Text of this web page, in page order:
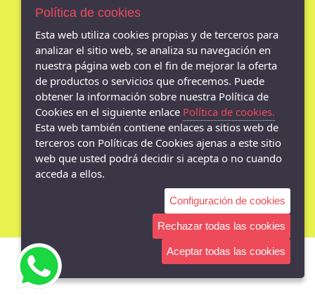
45
46
47
48
49
AZAREY
CHIKA10
TULIPANO
PASOS DE BAILE
J´HAYBER
BATILAS
VULCA-BICHA
GARZÓN
48 HORAS
MTNG
DEVALVERDE
KALFU
AVISO LEGAL
POLÍTICA DE COOKIES
ENVÍOS Y DEVOLUCIONES
POLÍTICA DE PRIVACIDAD
- Av. Madrid 18 bajo, Jaén - 23001 (Jaén)
953080790
Política de cookies
Esta web utiliza cookies propias y de terceros para
analizar el sitio web, se analiza su navegación en
nuestra página web con el fin de mejorar la oferta
de productos o servicios que ofrecemos. Puede
obtener la información sobre nuestra Política de
Cookies en el siguiente enlace Política de cookies.
Esta web también contiene enlaces a sitios web de
terceros con Políticas de Cookies ajenas a este sitio
web que usted podrá decidir si acepta o no cuando
acceda a ellos.
Configuración de cookies
Rechazar todas las cookies
Aceptar todas las cookies